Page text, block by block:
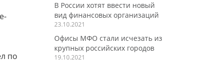
по
В России хотят ввести новый
вид финансовых организаций
23.10.2021
Офисы МФО стали исчезать из
крупных российских городов
19.10.2021